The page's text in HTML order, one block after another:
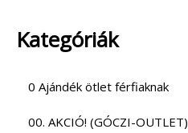
Kategóriák
0 Ajándék ötlet férfiaknak
00. AKCIÓ! (GÓCZI-OUTLET)